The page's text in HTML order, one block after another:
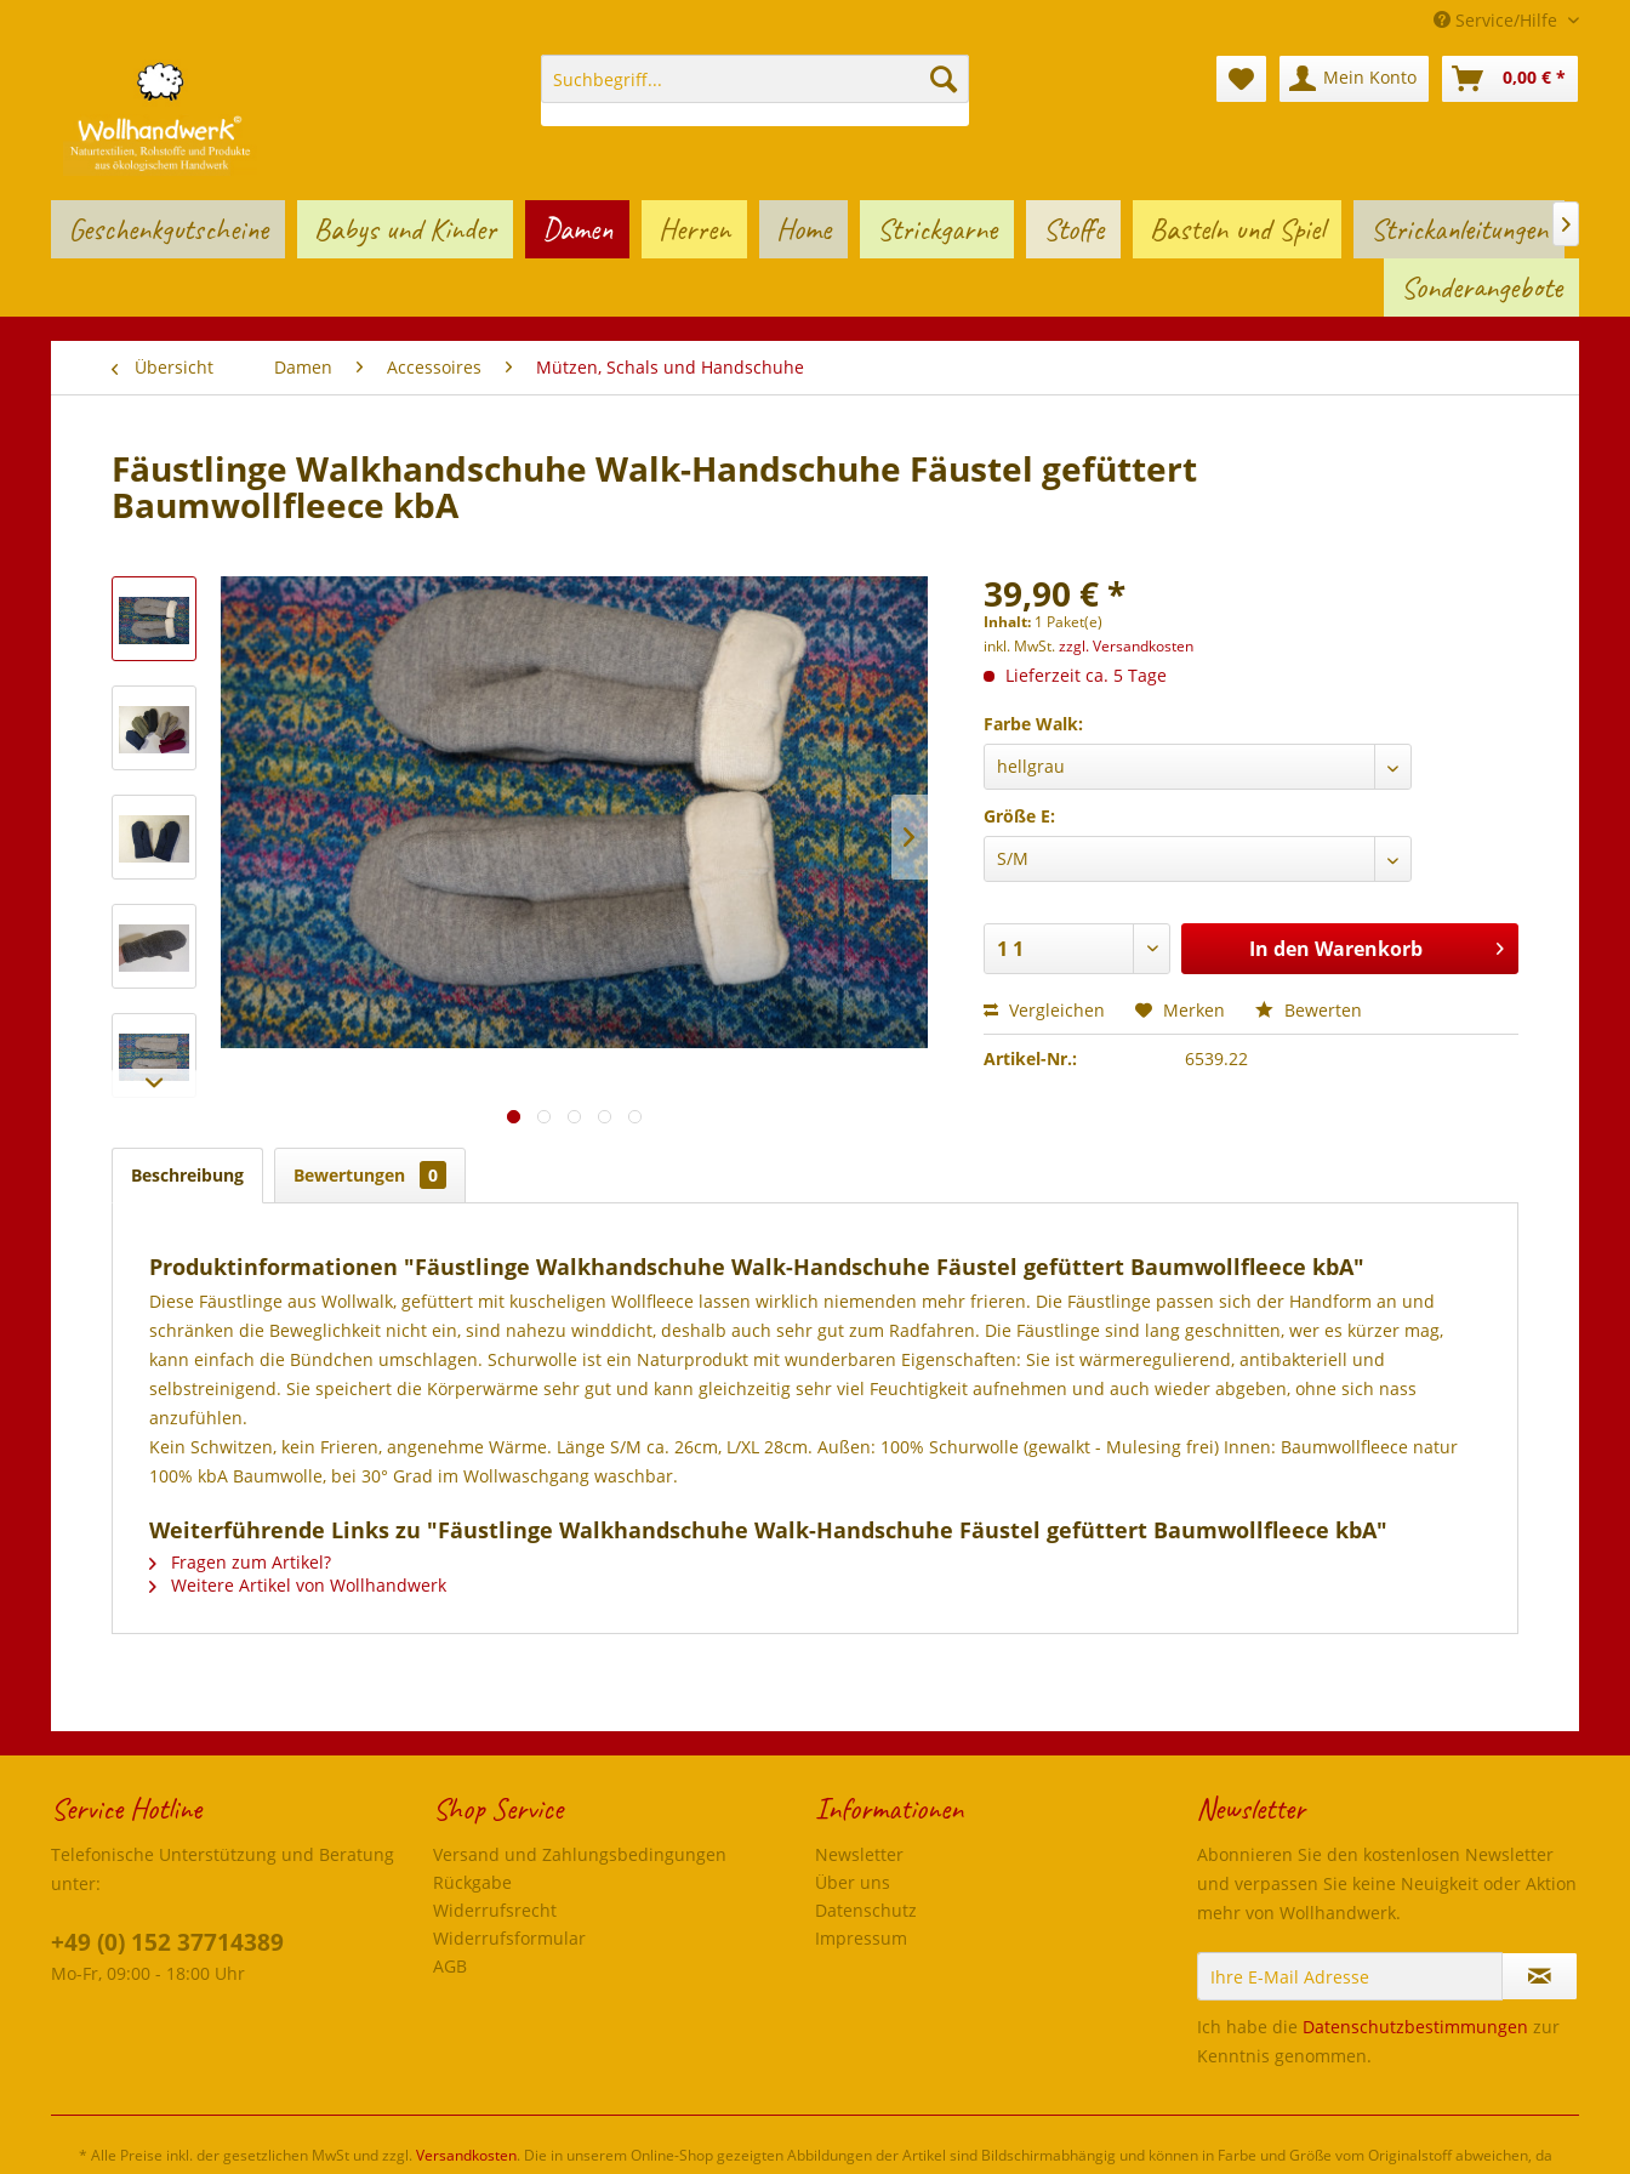
Service/Hilfe
Mein Konto 0,00 € *
Geschenkgutscheine Babys und Kinder Damen Herren Home Strickgarne Stoffe Basteln und Spiel
Strickanleitungen
Sonderangebote

Übersicht Damen Accessoires Mützen, Schals und Handschuhe
Fäustlinge Walkhandschuhe Walk-Handschuhe Fäustel gefüttert
Baumwollfleece kbA
39,90 € *
Inhalt: 1 Paket(e)
inkl. MwSt.zzgl. Versandkosten
Lieferzeit ca. 5 Tage
Farbe Walk:
Größe E:
In den Warenkorb
Vergleichen Merken Bewerten
Artikel-Nr.: 6539.22
Beschreibung Bewertungen 0
Produktinformationen "Fäustlinge Walkhandschuhe Walk-Handschuhe Fäustel gefüttert Baumwollfleece kbA"
Diese Fäustlinge aus Wollwalk, gefüttert mit kuscheligen Wollfleece lassen wirklich niemenden mehr frieren. Die Fäustlinge passen sich der Handform an und
schränken die Beweglichkeit nicht ein, sind nahezu winddicht, deshalb auch sehr gut zum Radfahren. Die Fäustlinge sind lang geschnitten, wer es kürzer mag,
kann einfach die Bündchen umschlagen. Schurwolle ist ein Naturprodukt mit wunderbaren Eigenschaften: Sie ist wärmeregulierend, antibakteriell und
selbstreinigend. Sie speichert die Körperwärme sehr gut und kann gleichzeitig sehr viel Feuchtigkeit aufnehmen und auch wieder abgeben, ohne sich nass
anzufühlen.
Kein Schwitzen, kein Frieren, angenehme Wärme. Länge S/M ca. 26cm, L/XL 28cm. Außen: 100% Schurwolle (gewalkt - Mulesing frei) Innen: Baumwollfleece natur
100% kbA Baumwolle, bei 30° Grad im Wollwaschgang waschbar.
Weiterführende Links zu "Fäustlinge Walkhandschuhe Walk-Handschuhe Fäustel gefüttert Baumwollfleece kbA"
Fragen zum Artikel?
Weitere Artikel von Wollhandwerk
Service Hotline
Telefonische Unterstützung und Beratung
unter:
+49 (0) 152 37714389
Mo-Fr, 09:00 - 18:00 Uhr
Shop Service
Versand und Zahlungsbedingungen
Rückgabe
Widerrufsrecht
Widerrufsformular
AGB
Informationen
Newsletter
Über uns
Datenschutz
Impressum
Newsletter
Abonnieren Sie den kostenlosen Newsletter
und verpassen Sie keine Neuigkeit oder Aktion
mehr von Wollhandwerk.
Ich habe die Datenschutzbestimmungen zur
Kenntnis genommen.
* Alle Preise inkl. der gesetzlichen MwSt und zzgl. Versandkosten. Die in unserem Online-Shop gezeigten Abbildungen der Artikel sind Bildschirmabhängig und können in Farbe und Größe vom Originalstoff abweichen, da